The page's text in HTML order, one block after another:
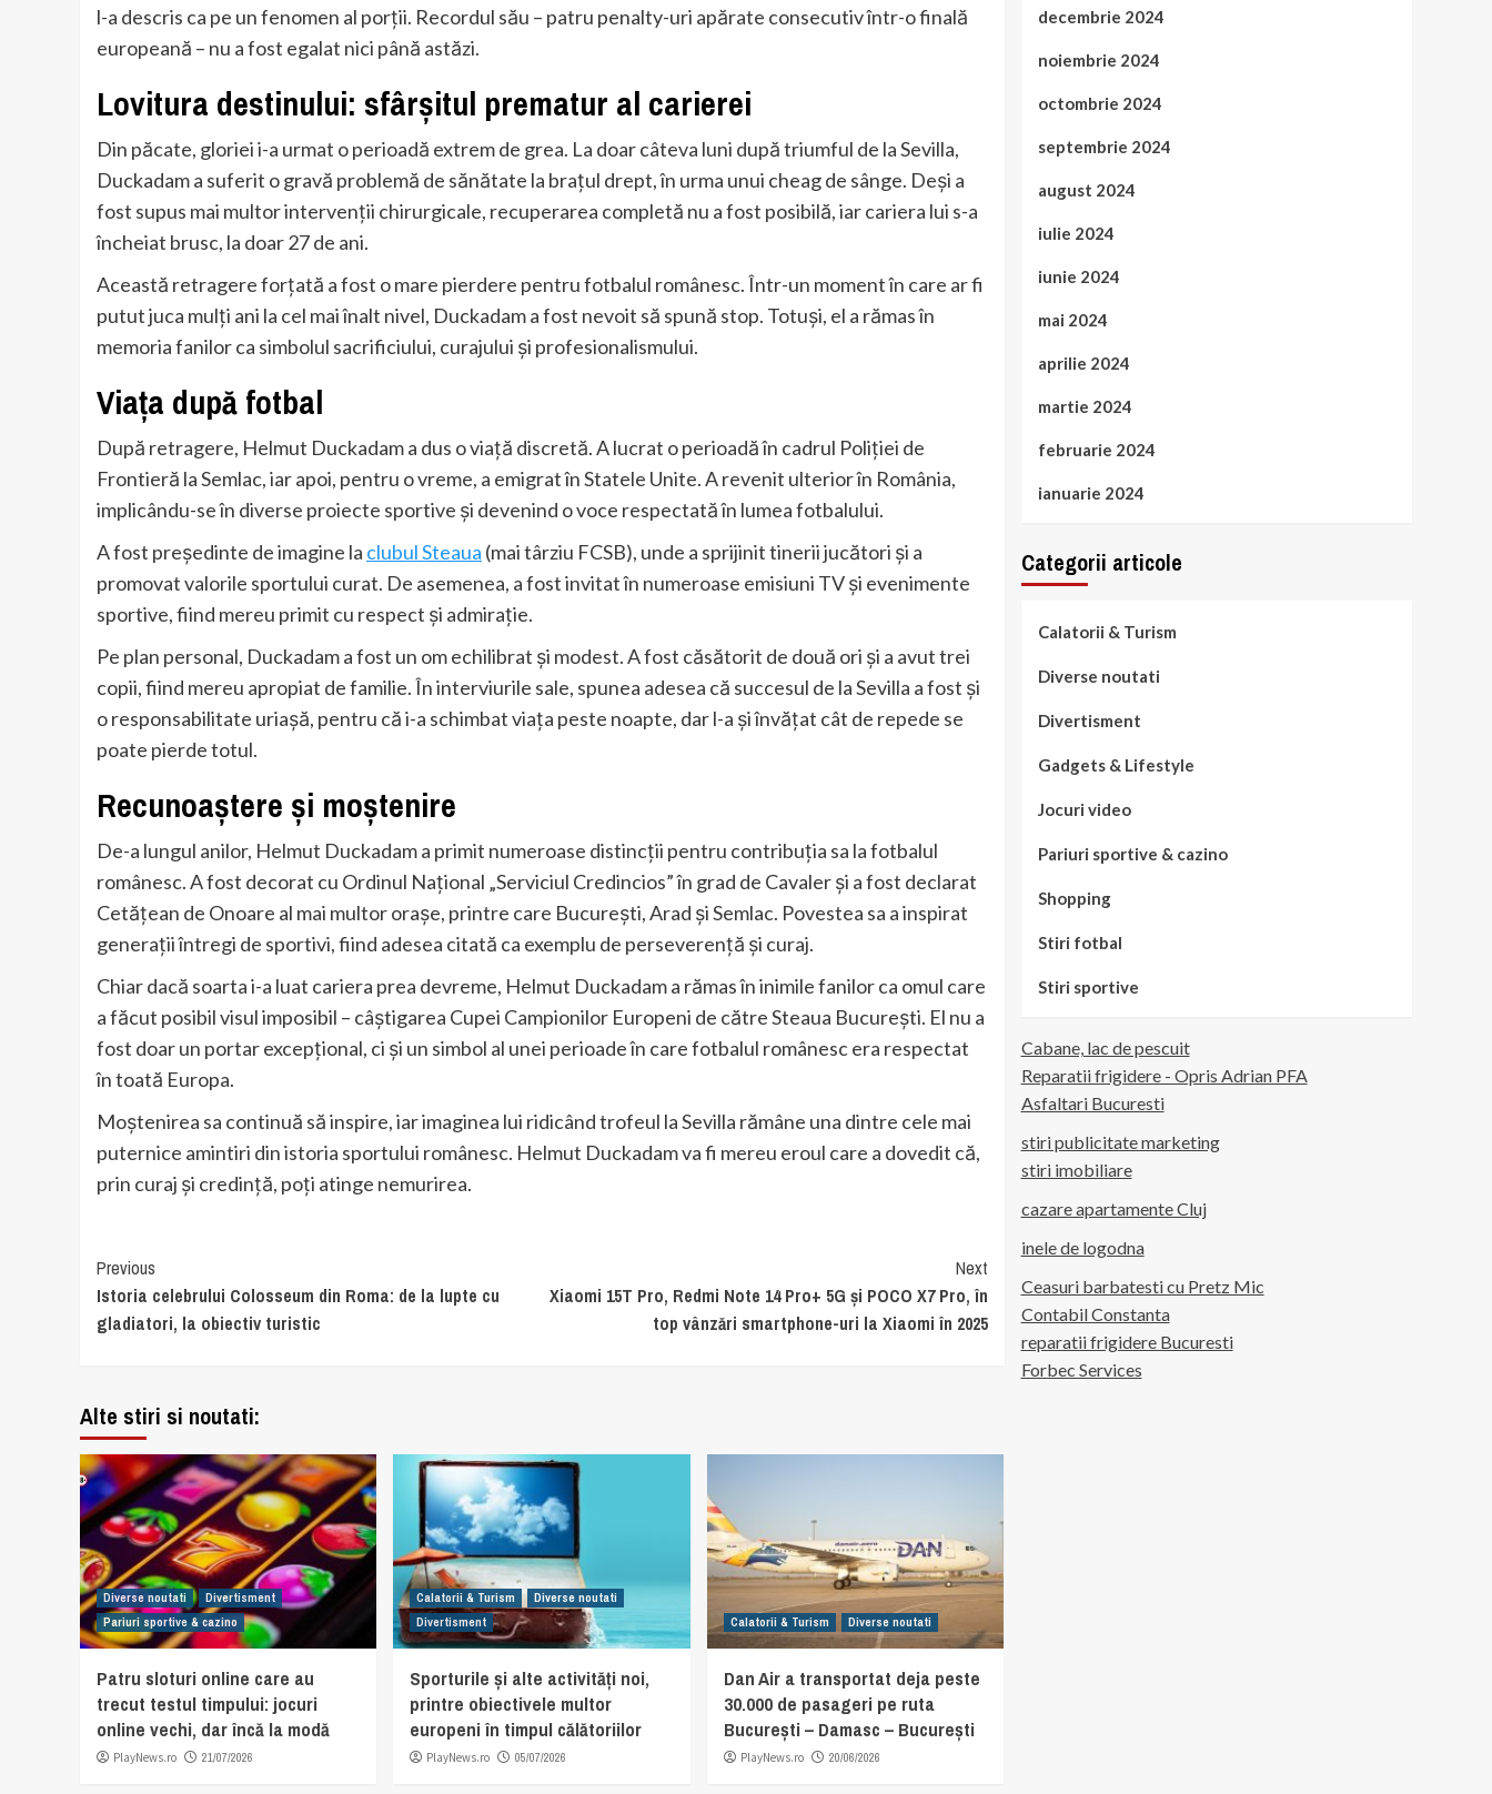
l-a descris ca pe un fenomen al porții. Recordul său – patru penalty-uri apărate consecutiv într-o finală
europeană – nu a fost egalat nici până astăzi.
Lovitura destinului: sfârșitul prematur al carierei
Din păcate, gloriei i-a urmat o perioadă extrem de grea. La doar câteva luni după triumful de la Sevilla,
Duckadam a suferit o gravă problemă de sănătate la brațul drept, în urma unui cheag de sânge. Deși a
fost supus mai multor intervenții chirurgicale, recuperarea completă nu a fost posibilă, iar cariera lui s-a
încheiat brusc, la doar 27 de ani.
Această retragere forțată a fost o mare pierdere pentru fotbalul românesc. Într-un moment în care ar fi
putut juca mulți ani la cel mai înalt nivel, Duckadam a fost nevoit să spună stop. Totuși, el a rămas în
memoria fanilor ca simbolul sacrificiului, curajului și profesionalismului.
Viața după fotbal
După retragere, Helmut Duckadam a dus o viață discretă. A lucrat o perioadă în cadrul Poliției de
Frontieră la Semlac, iar apoi, pentru o vreme, a emigrat în Statele Unite. A revenit ulterior în România,
implicându-se în diverse proiecte sportive și devenind o voce respectată în lumea fotbalului.
A fost președinte de imagine la clubul Steaua (mai târziu FCSB), unde a sprijinit tinerii jucători și a
promovat valorile sportului curat. De asemenea, a fost invitat în numeroase emisiuni TV și evenimente
sportive, fiind mereu primit cu respect și admirație.
Pe plan personal, Duckadam a fost un om echilibrat și modest. A fost căsătorit de două ori și a avut trei
copii, fiind mereu apropiat de familie. În interviurile sale, spunea adesea că succesul de la Sevilla a fost și
o responsabilitate uriașă, pentru că i-a schimbat viața peste noapte, dar l-a și învățat cât de repede se
poate pierde totul.
Recunoaștere și moștenire
De-a lungul anilor, Helmut Duckadam a primit numeroase distincții pentru contribuția sa la fotbalul
românesc. A fost decorat cu Ordinul Național „Serviciul Credincios” în grad de Cavaler și a fost declarat
Cetățean de Onoare al mai multor orașe, printre care București, Arad și Semlac. Povestea sa a inspirat
generații întregi de sportivi, fiind adesea citată ca exemplu de perseverență și curaj.
Chiar dacă soarta i-a luat cariera prea devreme, Helmut Duckadam a rămas în inimile fanilor ca omul care
a făcut posibil visul imposibil – câștigarea Cupei Campionilor Europeni de către Steaua București. El nu a
fost doar un portar excepțional, ci și un simbol al unei perioade în care fotbalul românesc era respectat
în toată Europa.
Moștenirea sa continuă să inspire, iar imaginea lui ridicând trofeul la Sevilla rămâne una dintre cele mai
puternice amintiri din istoria sportului românesc. Helmut Duckadam va fi mereu eroul care a dovedit că,
prin curaj și credință, poți atinge nemurirea.
Continue
Reading
Previous
Istoria celebrului Colosseum din Roma: de la lupte cu
gladiatori, la obiectiv turistic
Next
Xiaomi 15T Pro, Redmi Note 14 Pro+ 5G și POCO X7 Pro, în
top vânzări smartphone-uri la Xiaomi în 2025
Alte stiri si noutati:
Diverse noutati
Divertisment
Pariuri sportive & cazino
Patru sloturi online care au
trecut testul timpului: jocuri
online vechi, dar încă la modă
PlayNews.ro 21/07/2026
Calatorii & Turism
Diverse noutati
Divertisment
Sporturile și alte activități noi,
printre obiectivele multor
europeni în timpul călătoriilor
PlayNews.ro 05/07/2026
Calatorii & Turism Diverse noutati
Dan Air a transportat deja peste
30.000 de pasageri pe ruta
București – Damasc – București
PlayNews.ro 20/06/2026
decembrie 2024
noiembrie 2024
octombrie 2024
septembrie 2024
august 2024
iulie 2024
iunie 2024
mai 2024
aprilie 2024
martie 2024
februarie 2024
ianuarie 2024
Categorii articole
Calatorii & Turism
Diverse noutati
Divertisment
Gadgets & Lifestyle
Jocuri video
Pariuri sportive & cazino
Shopping
Stiri fotbal
Stiri sportive
Cabane, lac de pescuit
Reparatii frigidere - Opris Adrian PFA
Asfaltari Bucuresti
stiri publicitate marketing
stiri imobiliare
cazare apartamente Cluj
inele de logodna
Ceasuri barbatesti cu Pretz Mic
Contabil Constanta
reparatii frigidere Bucuresti
Forbec Services